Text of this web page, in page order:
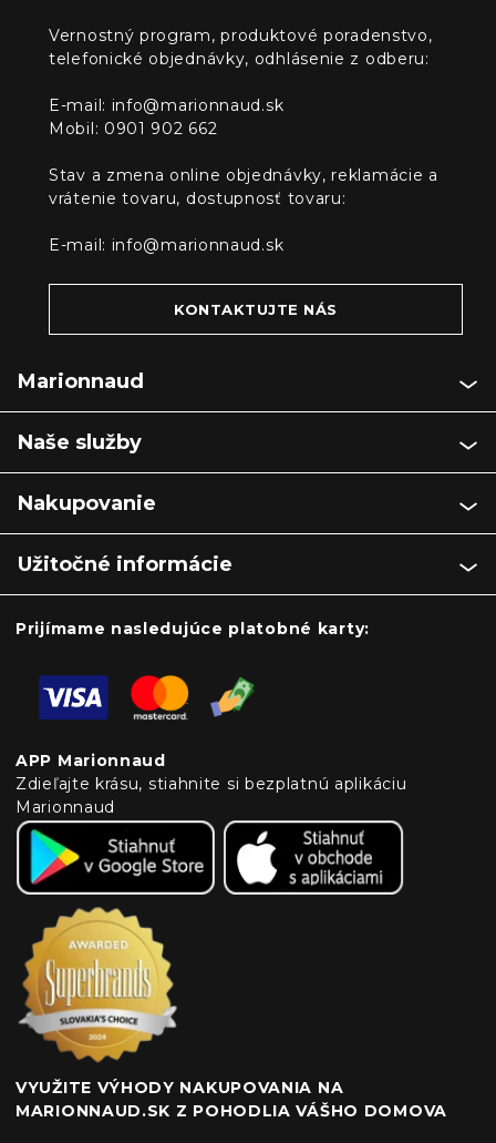
Vernostný program, produktové poradenstvo,
telefonické objednávky, odhlásenie z odberu:
E-mail: info@marionnaud.sk
Mobil: 0901 902 662
Stav a zmena online objednávky, reklamácie a
vrátenie tovaru, dostupnosť tovaru:
E-mail: info@marionnaud.sk
KONTAKTUJTE NÁS
Marionnaud
Naše služby
Nakupovanie
Užitočné informácie
Prijímame nasledujúce platobné karty:
APP Marionnaud
Zdieľajte krásu, stiahnite si bezplatnú aplikáciu
Marionnaud
VYUŽITE VÝHODY NAKUPOVANIA NA
MARIONNAUD.SK Z POHODLIA VÁŠHO DOMOVA